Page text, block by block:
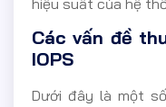
hiệu suất của hệ
Các vấn đề
IOPS
Dưới đây là một